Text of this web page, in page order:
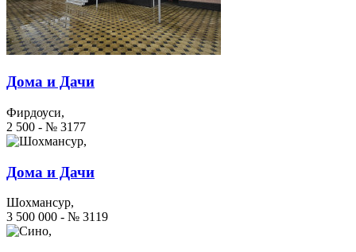
Дома и Дачи
Фирдоуси,
2 500 - № 3177
Дома и Дачи
Шохмансур,
3 500 000 - № 3119